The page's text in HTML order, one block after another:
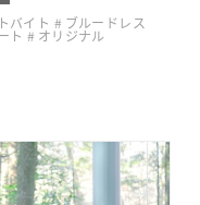
バイト ブルードレス
ト オリジナル